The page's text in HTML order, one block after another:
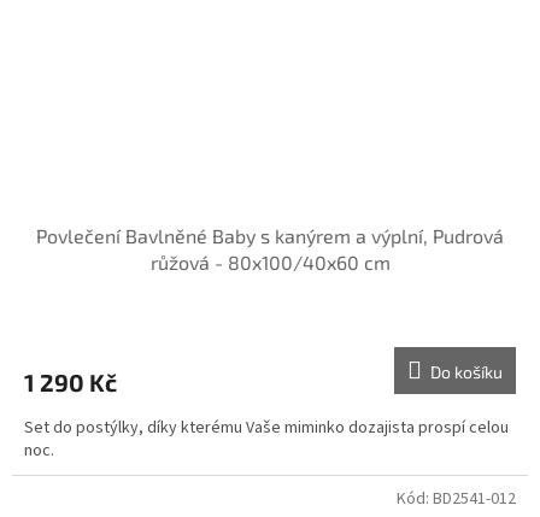
Povlečení Bavlněné Baby s kanýrem a výplní, Pudrová
růžová - 80x100/40x60 cm
1 290 Kč Do košíku
Set do postýlky, díky kterému Vaše miminko dozajista prospí celou
noc.
Kód: BD2541-012